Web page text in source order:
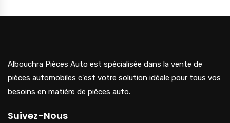
Albouchra Pièces Auto est spécialisée dans la vente de
pièces automobiles c'est votre solution idéale pour tous vos
besoins en matière de pièces auto.
Suivez-Nous